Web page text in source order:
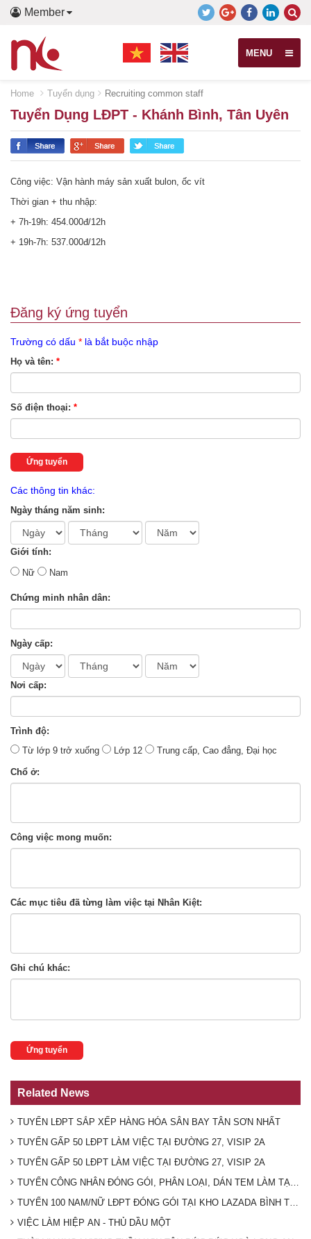
Member
MENU
Home Tuyển dụng Recruiting common staff
Tuyển Dụng LĐPT - Khánh Bình, Tân Uyên
Công việc: Vận hành máy sản xuất bulon, ốc vít
Thời gian + thu nhập:
+ 7h-19h: 454.000đ/12h
+ 19h-7h: 537.000đ/12h
Đăng ký ứng tuyển
Trường có dấu * là bắt buộc nhập
Họ và tên: *
Số điện thoại: *
Ứng tuyển
Các thông tin khác:
Ngày tháng năm sinh:
Giới tính:
Nữ
Nam
Chứng minh nhân dân:
Ngày cấp:
Nơi cấp:
Trình độ:
Từ lớp 9 trở xuống
Lớp 12 Trung cấp, Cao đẳng, Đại học
Chổ ở:
Công việc mong muốn:
Các mục tiêu đã từng làm việc tại Nhân Kiệt:
Ghi chú khác:
Ứng tuyển
Related News
TUYỂN LĐPT SẮP XẾP HÀNG HÓA SÂN BAY TÂN SƠN NHẤT
TUYỂN GẤP 50 LĐPT LÀM VIỆC TẠI ĐƯỜNG 27, VISIP 2A
TUYỂN GẤP 50 LĐPT LÀM VIỆC TẠI ĐƯỜNG 27, VISIP 2A
TUYỂN CÔNG NHÂN ĐÓNG GÓI, PHÂN LOẠI, DÁN TEM LÀM TẠI
TUYỂN 100 NAM/NỮ LĐPT ĐÓNG GÓI TẠI KHO LAZADA BÌNH TÂN
VIỆC LÀM HIỆP AN - THỦ DẦU MỘT